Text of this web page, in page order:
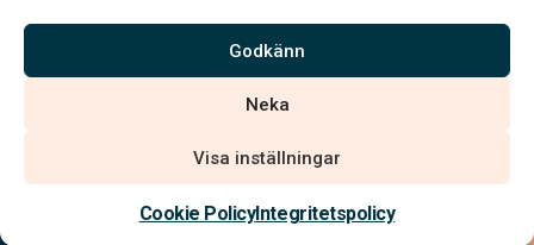
Godkänn
Neka
Visa inställningar
Cookie PolicyIntegritetspolicy
Kontakta oss
Vi är auktoriserade av Sveriges Begravningsbyråers Förbund och
har högt ställda krav på utbildning, kvalitet, miljö och arbetsmiljö.